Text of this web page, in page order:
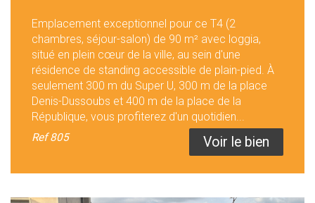
Emplacement exceptionnel pour ce T4 (2
chambres, séjour-salon) de 90 m² avec loggia,
situé en plein cœur de la ville, au sein d'une
résidence de standing accessible de plain-pied. À
seulement 300 m du Super U, 300 m de la place
Denis-Dussoubs et 400 m de la place de la
République, vous profiterez d'un quotidien...
Ref805 Voir le bien